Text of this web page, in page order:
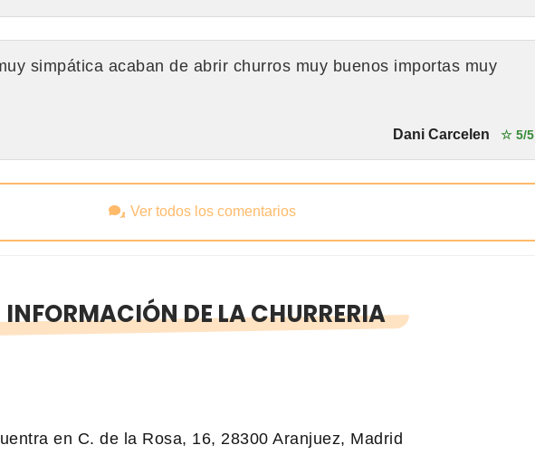
simpática acaban de abrir churros muy buenos importas muy
Dani Carcelen ☆ 5/5
Ver todos los comentarios
INFORMACIÓN DE LA CHURRERIA
en C. de la Rosa, 16, 28300 Aranjuez, Madrid